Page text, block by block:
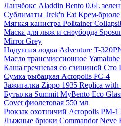
Ланчбокс Aladdin Bento 0.6L
Сублиматы Trek'n Eat Крем-брюле
Мягкая канистра Politainer
Маска для лыж и сноуборда
Mirror Grey
Надувная лодка Adventure T-
Масло трансмиссионное
Каша гречневая со свининой Сто
Сумка рыбацкая Acropolis РС-4
Зажигалка Zippo 1935 Replica with
Бутылка Summit MyBento Eco
Cover фиолетовая 550 мл
Рюкзак охотничий Acropolis РМ-
Лыжные брюки Commandor Neve